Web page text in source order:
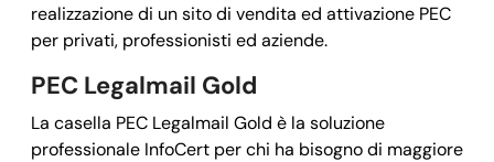
realizzazione di un sito di vendita ed attivazione PEC
per privati, professionisti ed aziende.
PEC Legalmail Gold
La casella PEC Legalmail Gold è la soluzione
professionale InfoCert per chi ha bisogno di maggiore